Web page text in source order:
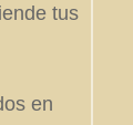
tus
en